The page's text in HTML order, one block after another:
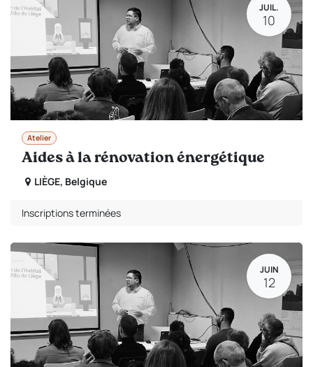
JUIL.
10
Atelier
Aides à la rénovation énergétique
LIÈGE, Belgique
Inscriptions terminées
JUIN
12